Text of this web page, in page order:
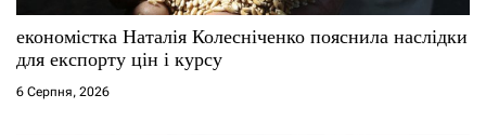
економістка Наталія Колесніченко пояснила наслідки
для експорту цін і курсу
6 Серпня, 2026